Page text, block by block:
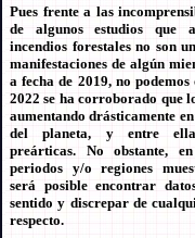
Pues frente a las
de algunos estudios que
incendios forestales no son
manifestaciones de algún
a fecha de 2019, no
2022 se ha corroborado que
aumentando drásticamente
del planeta, y entre
preárticas. No obstante,
periodos y/o regiones
será posible encontrar
sentido y discrepar de
respecto.